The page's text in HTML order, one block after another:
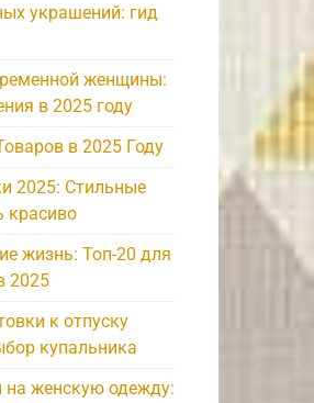
украшений: гид
женщины:
в 2025 году
в 2025 Году
2025: Стильные
красиво
жизнь: Топ-20 для
2025
к отпуску
купальника
женскую одежду: